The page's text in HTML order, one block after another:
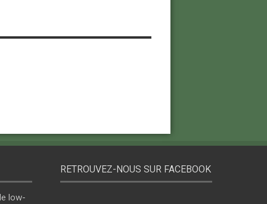
low-
RETROUVEZ-NOUS SUR FACEBOOK